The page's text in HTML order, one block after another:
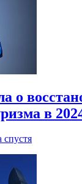
о
в
спустя